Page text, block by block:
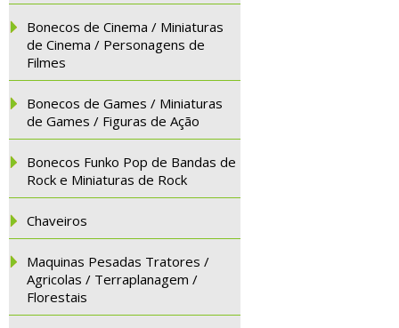
Bonecos de Cinema / Miniaturas
de Cinema / Personagens de
Filmes
Bonecos de Games / Miniaturas
de Games / Figuras de Ação
Bonecos Funko Pop de Bandas de
Rock e Miniaturas de Rock
Chaveiros
Maquinas Pesadas Tratores /
Agricolas / Terraplanagem /
Florestais